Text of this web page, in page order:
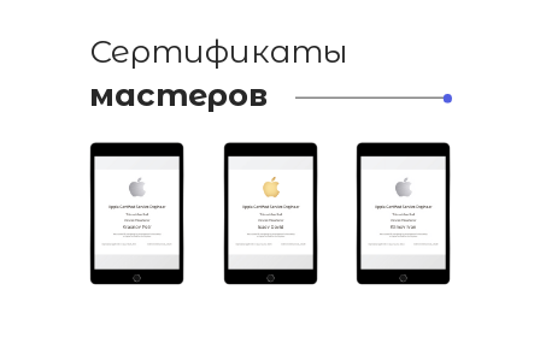
Сертификаты
мастеров